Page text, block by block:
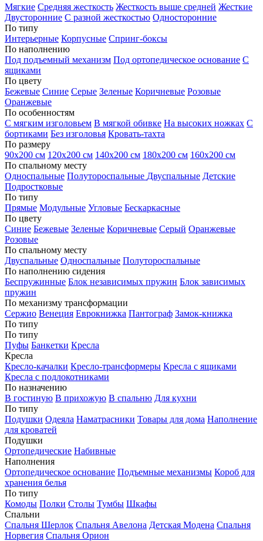
Мягкие Средняя жесткость Жесткость выше средней Жесткие
Двусторонние С разной жесткостью Односторонние
По типу
Интерьерные Корпусные Спринг-боксы
По наполнению
Под подъемный механизм Под ортопедическое основание С
ящиками
По цвету
Бежевые Синие Серые Зеленые Коричневые Розовые
Оранжевые
По особенностям
С мягким изголовьем В мягкой обивке На высоких ножках С
бортиками Без изголовья Кровать-тахта
По размеру
90х200 см 120х200 см 140х200 см 180х200 см 160х200 см
По спальному месту
Односпальные Полутороспальные Двуспальные Детские
Подростковые
По типу
Прямые Модульные Угловые Бескаркасные
По цвету
Синие Бежевые Зеленые Коричневые Серый Оранжевые
Розовые
По спальному месту
Двуспальные Односпальные Полутороспальные
По наполнению сидения
Беспружинные Блок независимых пружин Блок зависимых
пружин
По механизму трансформации
Сержио Венеция Еврокнижка Пантограф Замок-книжка
По типу
По типу
Пуфы Банкетки Кресла
Кресла
Кресло-качалки Кресло-трансформеры Кресла с ящиками
Кресла с подлокотниками
По назначению
В гостиную В прихожую В спальню Для кухни
По типу
Подушки Одеяла Наматрасники Товары для дома Наполнение
для кроватей
Подушки
Ортопедические Набивные
Наполнения
Ортопедическое основание Подъемные механизмы Короб для
хранения белья
По типу
Комоды Полки Столы Тумбы Шкафы
Спальни
Спальня Шерлок Спальня Авелона Детская Модена Спальня
Норвегия Спальня Орион